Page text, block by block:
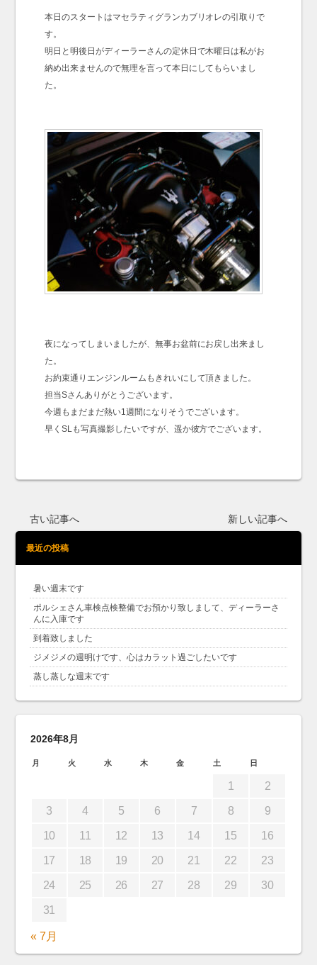
本日のスタートはマセラティグランカブリオレの引取りで
す。
明日と明後日がディーラーさんの定休日で木曜日は私がお
納め出来ませんので無理を言って本日にしてもらいまし
た。
夜になってしまいましたが、無事お盆前にお戻し出来まし
た。
お約束通りエンジンルームもきれいにして頂きました。
担当Sさんありがとうございます。
今週もまだまだ熱い1週間になりそうでございます。
早くSLも写真撮影したいですが、遥か彼方でございます。
古い記事へ 新しい記事へ
最近の投稿
暑い週末です
ポルシェさん車検点検整備でお預かり致しまして、ディーラーさ
んに入庫です
到着致しました
ジメジメの週明けです、心はカラット過ごしたいです
蒸し蒸しな週末です
2026年8月
月 火 水 木 金 土 日
1 2
3 4 5 6 7 8 9
10 11 12 13 14 15 16
17 18 19 20 21 22 23
24 25 26 27 28 29 30
31
« 7月